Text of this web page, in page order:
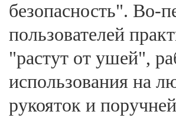
безопасность". Во-
пользователей
"растут от ушей",
использования на
рукояток и